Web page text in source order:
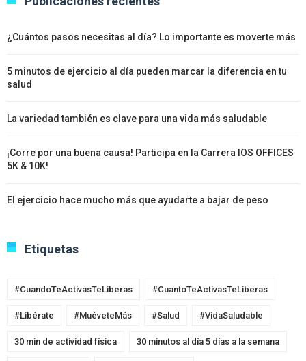
¿Cuántos pasos necesitas al día? Lo importante es moverte más
5 minutos de ejercicio al día pueden marcar la diferencia en tu
salud
La variedad también es clave para una vida más saludable
¡Corre por una buena causa! Participa en la Carrera IOS OFFICES
5K & 10K!
El ejercicio hace mucho más que ayudarte a bajar de peso
Etiquetas
#CuandoTeActivasTeLiberas #CuantoTeActivasTeLiberas
#Libérate #MuéveteMás #Salud #VidaSaludable
30 min de actividad física 30 minutos al día 5 días a la semana